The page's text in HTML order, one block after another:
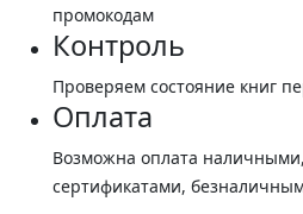
промокодам
Контроль
Проверяем состояние книг
Оплата
Возможна оплата
сертификатами,